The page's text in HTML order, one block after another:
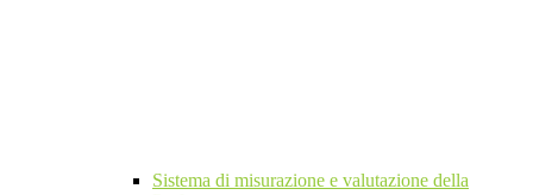
Sistema di misurazione e valutazione della